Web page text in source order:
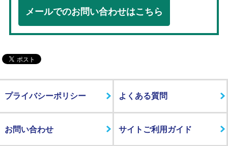
メールでのお問い合わせはこちら
プライバシーポリシー よくある質問
お問い合わせ サイトご利用ガイド